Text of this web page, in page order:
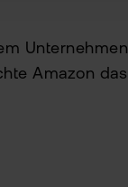
Unternehmen
Amazon das